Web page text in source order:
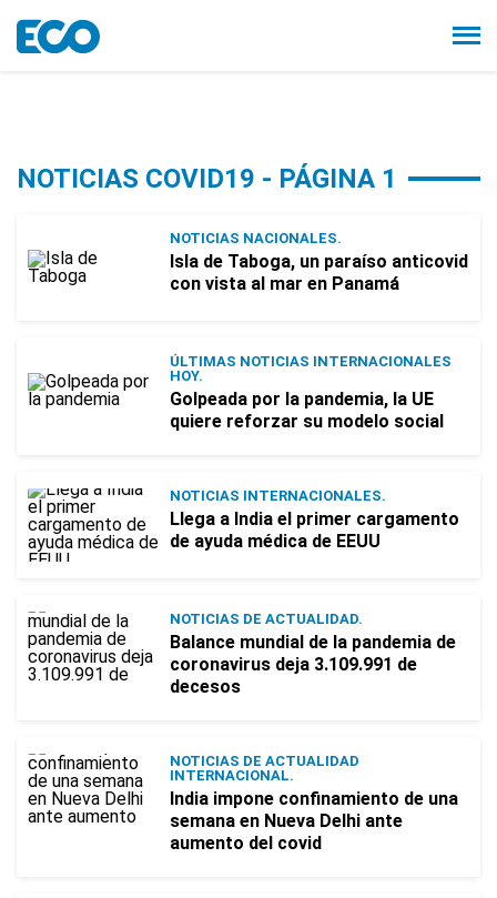
NOTICIAS COVID19 - PÁGINA 1
NOTICIAS NACIONALES.
Isla de Taboga, un paraíso anticovid
con vista al mar en Panamá
ÚLTIMAS NOTICIAS INTERNACIONALES
HOY.
Golpeada por la pandemia, la UE
quiere reforzar su modelo social
NOTICIAS INTERNACIONALES.
Llega a India el primer cargamento
de ayuda médica de EEUU
NOTICIAS DE ACTUALIDAD.
Balance mundial de la pandemia de
coronavirus deja 3.109.991 de
decesos
NOTICIAS DE ACTUALIDAD
INTERNACIONAL.
India impone confinamiento de una
semana en Nueva Delhi ante
aumento del covid